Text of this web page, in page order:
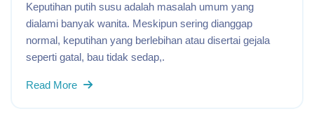
Keputihan putih susu adalah masalah umum yang
dialami banyak wanita. Meskipun sering dianggap
normal, keputihan yang berlebihan atau disertai gejala
seperti gatal, bau tidak sedap,.
Read More